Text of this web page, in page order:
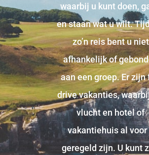
waarbij u kunt doen,
en staan wat u wilt.
zo’n reis bent u niet
afhankelijk of
aan een groep. Er zijn
drive vakanties,
vlucht en hotel of
vakantiehuis al voor
geregeld zijn. U kunt